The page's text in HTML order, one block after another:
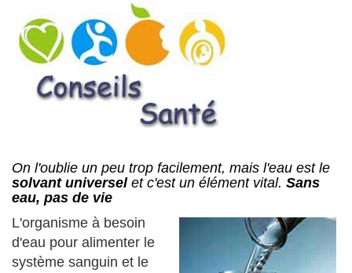
Membres Amis
Facebook
On l'oublie un peu trop facilement, mais l'eau est le
solvant universelet c'est un élément vital. Sans
eau, pas de vie
L'organisme à besoin
d'eau pour alimenter le
système sanguin et le